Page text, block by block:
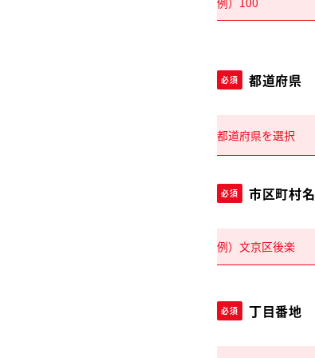
必須 都道府県
必須 市区町村名
必須 丁目番地